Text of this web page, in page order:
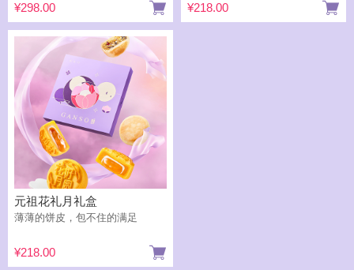
¥298.00 ¥218.00
元祖花礼月礼盒
薄薄的饼皮，包不住的满足
¥218.00